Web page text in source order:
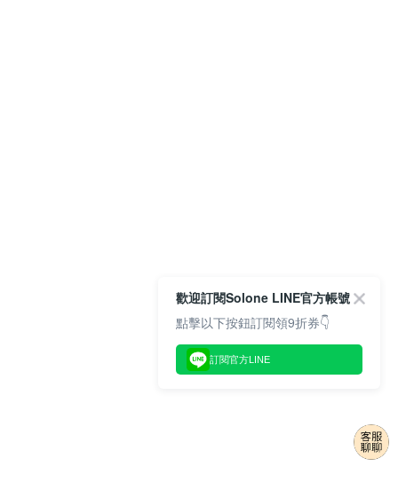
歡迎訂閱Solone LINE官方帳號
點擊以下按鈕訂閱領9折券👇
訂閱官方LINE